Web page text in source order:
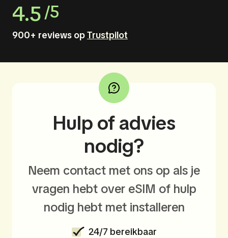
4.5/5
900+ reviews opTrustpilot
Hulp of advies
nodig?
Neem contact met ons op als je
vragen hebt over eSIM of hulp
nodig hebt met installeren
24/7 bereikbaar